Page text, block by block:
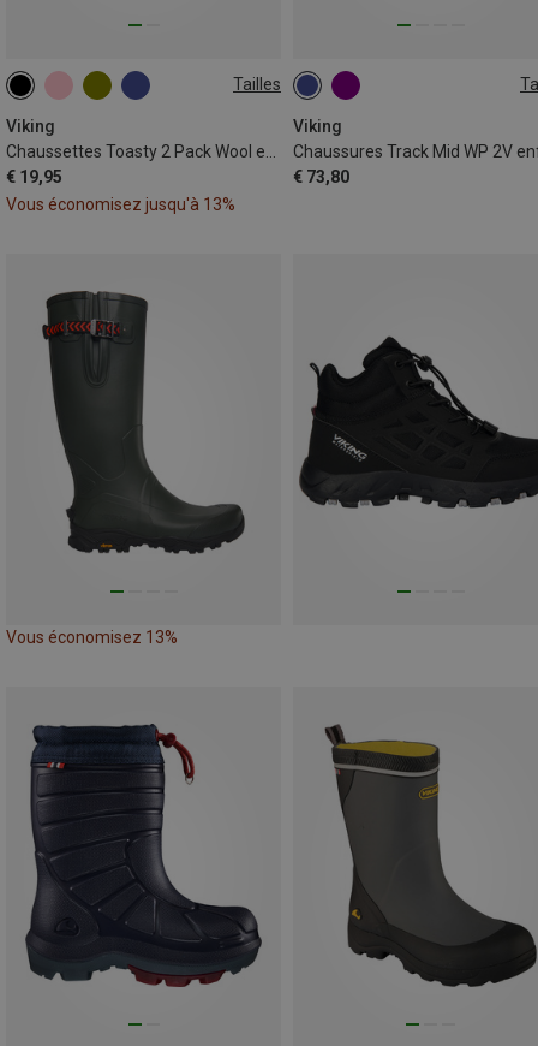
Tailles
Viking
€ 19,95
25|26|27 28|29|30
31|32|33
34|35|36
Vous économisez jusqu'à 13%
Viking
Chaussures Track Mid WP 2V
€ 73,80
Vous économisez 13%